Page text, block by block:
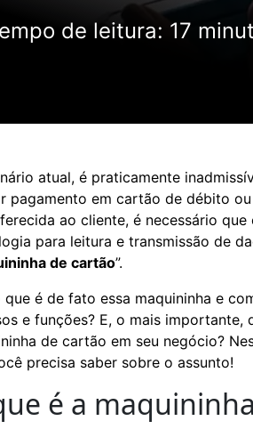
de leitura: 17
atual, é praticamente
pagamento em cartão de débito
ao cliente, é necessário
para leitura e transmissão de
de cartão”.
que é de fato essa maquininha e
e funções? E, o mais importante,
de cartão em seu negócio?
precisa saber sobre o assunto!
é a